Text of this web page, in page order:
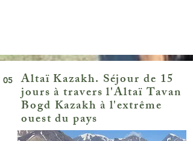
05 Altaï Kazakh. Séjour de 15
jours à travers l'Altaï Tavan
Bogd Kazakh à l'extrême
ouest du pays